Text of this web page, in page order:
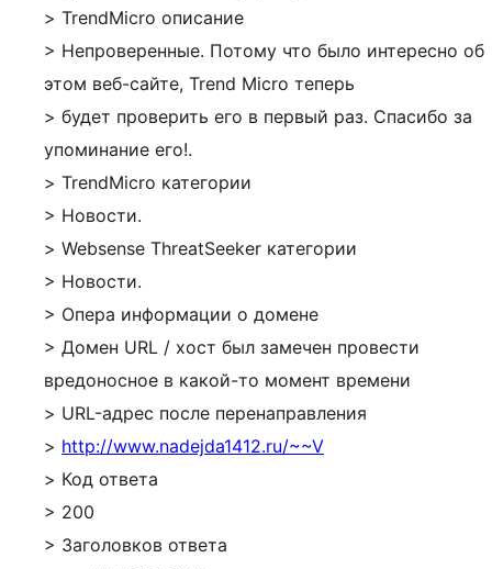
> TrendMicro описание
> Непроверенные. Потому что было интересно об
этом веб-сайте, Trend Micro теперь
> будет проверить его в первый раз. Спасибо за
упоминание его!.
> TrendMicro категории
> Новости.
> Websense ThreatSeeker категории
> Новости.
> Опера информации о домене
> Домен URL / хост был замечен провести
вредоносное в какой-то момент времени
> URL-адрес после перенаправления
> http://www.nadejda1412.ru/~~V
> Код ответа
> 200
> Заголовков ответа